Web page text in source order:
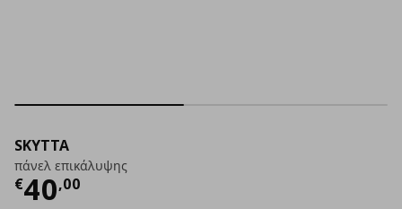
SKYTTA
πάνελ επικάλυψης
€40,00
Τρέχουσα τιμή